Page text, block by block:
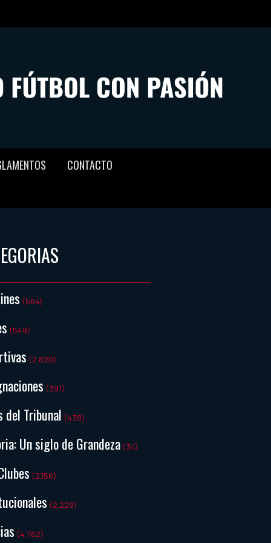
CONTACTO
(564)
(549)
(2.820)
(391)
del Tribunal (438)
Un siglo de Grandeza (34)
(2.156)
(2.229)
(4.762)